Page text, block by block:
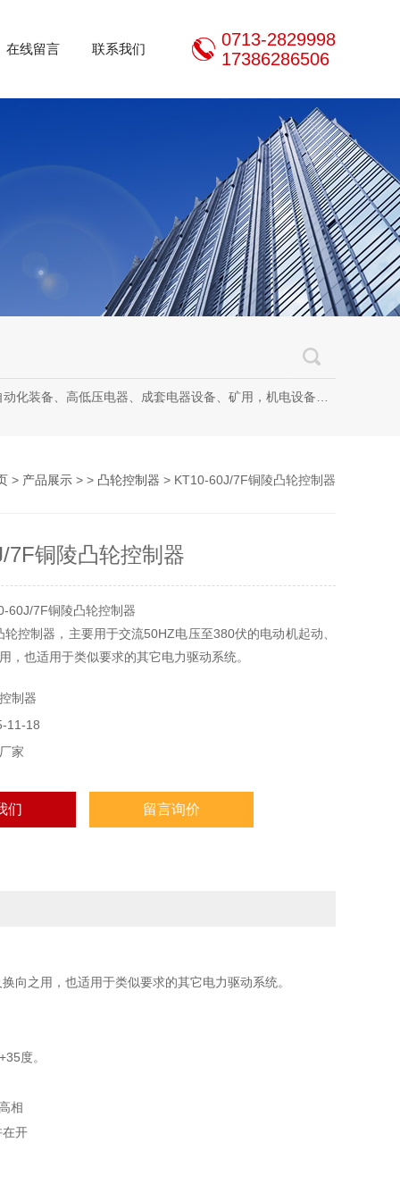
在线留言 联系我们
0713-2829998
17386286506
备、矿用，机电设备、机电设备及其配件、传动设备、减速机、电动机、传感器、气动液压元件、电器及其配件、电缆线、照明器材、，电器设计、研发、制造、加工、销售、租凭、维修、安装、调试。
> 产品展示 > > 凸轮控制器 > KT10-60J/7F铜陵凸轮控制器
7F铜陵凸轮控制器
60J/7F铜陵凸轮控制器
轮控制器，主要用于交流50HZ电压至380伏的电动机起动、
，也适用于类似要求的其它电力驱动系统。
制器
11-18
家
们 留言询价
向之用，也适用于类似要求的其它电力驱动系统。
度。
相
在开